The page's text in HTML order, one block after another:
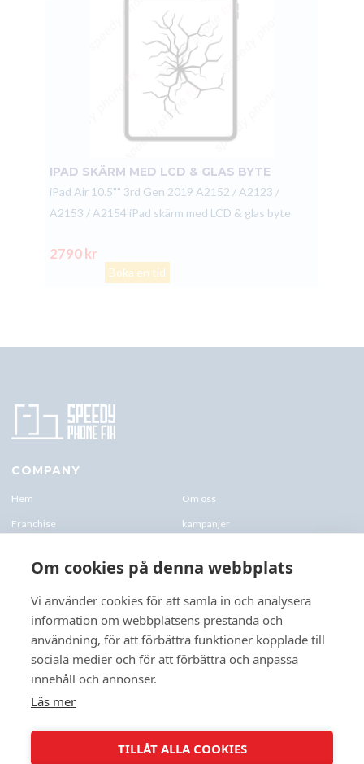
IPAD SKÄRM MED LCD & GLAS BYTE
iPad Air 10.5"" 3rd Gen 2019 A2152 / A2123 /
A2153 / A2154 iPad skärm med LCD & glas byte
2790 kr
Boka en tid
COMPANY
Hem Om oss
Franchise kampanjer
Företagskund & Utbildning FAQs
CONTACTS
+46 070 0122 333
Företagsvägen 10, 227 61 Lund
Lund@speedyphonefix.net
Om cookies på denna webbplats
Vi använder cookies för att samla in och analysera
information om webbplatsens prestanda och
användning, för att förbättra funktioner kopplade till
sociala medier och för att förbättra och anpassa
innehåll och annonser.
Läs mer
TILLÅT ALLA COOKIES